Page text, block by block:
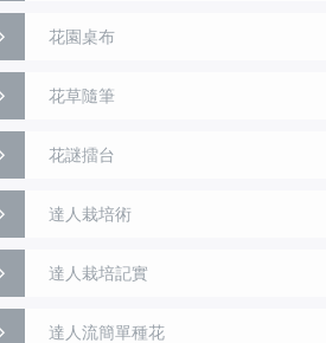
花園桌布
花草隨筆
花謎擂台
達人栽培術
達人栽培記實
達人流簡單種花